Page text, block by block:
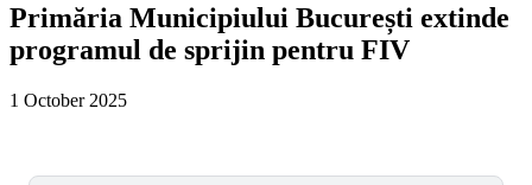
Primăria Municipiului București extinde
programul de sprijin pentru FIV
1 October 2025